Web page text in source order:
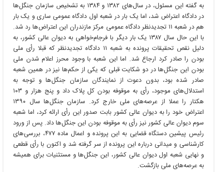
به گفته این مسئول، در سال‌های ۱۳۸۲ و ۱۳۸۴ به تشخیص سازمان جنگل‌ها
در دادگاه اعتراض شد، اما یک بار در شعبه اول دادگاه عمومی ساری و یک بار
هم در شعبه ۱۱ تجدیدنظر دادگاه عمومی مرکز مازندران این اعتراض‌ها رد شد.
با این حال سال ۱۳۸۷ یک بار دیگر با فرجام‌خواهی به دیوان عالی کشور، به
دلیل نقص تحقیقات پرونده به شعبه ۱۱ دادگاه تجدیدنظر که قبلا رأی ملی
بودن را صادر کرد ارجاع شد. اما این شعبه با وجود محرز اعلام شدن ملی
بودن این جنگل‌ها در دو شکایت قبلی که یکی از حکم‌ها نیز در همین شعبه
صادر شده بود، بدون دعوت از نمایندگان سازمان جنگل‌ها و توجه به
استدلال‌های موجود، رأی به موقوفه بودن کل پلاک داد و پنج هزار و ۱۰۳
هکتار را عملا از عرصه‌های ملی خارج کرد. سازمان جنگل‌ها سال ۱۳۹۰
اعتراض خود را به دیوان عالی کشور بابت صدور این رأی ارائه کرد، اما شعبه
سوم دیوان عالی کشور نیز رأی به موقوفه بودن این جنگل‌ها داد. پس از ورود
رئیس پیشین دستگاه قضایی به این پرونده و اعمال ماده ۴۷۷، بررسی‌های
کارشناسی و میدانی درباره این پرونده از سر گرفته شد و اکنون با رأی قطعی
و نهایی شعبه اول دیوان عالی کشور، این جنگل‌ها و مستثنیات برای همیشه
به عرصه‌های ملی بازگشت.